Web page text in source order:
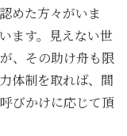
めた方々がいま
ます。見えない世
、その助け舟も限
体制を取れば、間
びかけに応じて頂